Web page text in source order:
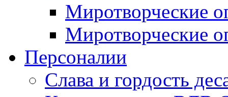
Миротворческие
Миротворческие
Персоналии
Слава и гордость